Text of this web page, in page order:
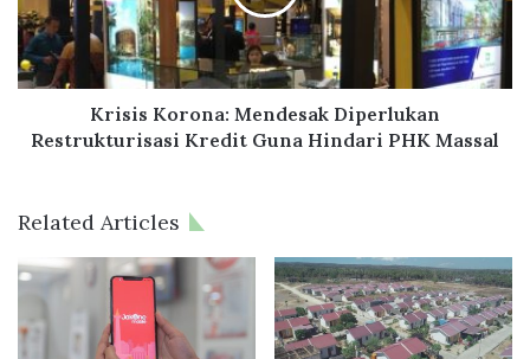
Kredit
Guna
Hindari
PHK
Krisis Korona: Mendesak Diperlukan
Restrukturisasi Kredit Guna Hindari PHK Massal
Related Articles